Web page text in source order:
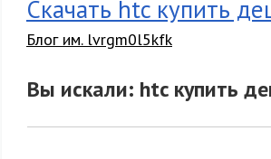
Скачать htc купить
Блог им. lvrgm0l5kfk
Вы искали: htc купить